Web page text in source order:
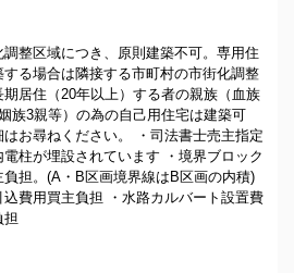
調整区域につき、原則建築不可。専用住
する場合は隣接する市町村の市街化調整
期居住（20年以上）する者の親族（血族
族3親等）の為の自己用住宅は建築可
はお尋ねください。 ・司法書士売主指定
電柱が埋設されています ・境界ブロック
負担。(A・B区画境界線はB区画の内積)
込費用買主負担 ・水路カルバート設置費
担